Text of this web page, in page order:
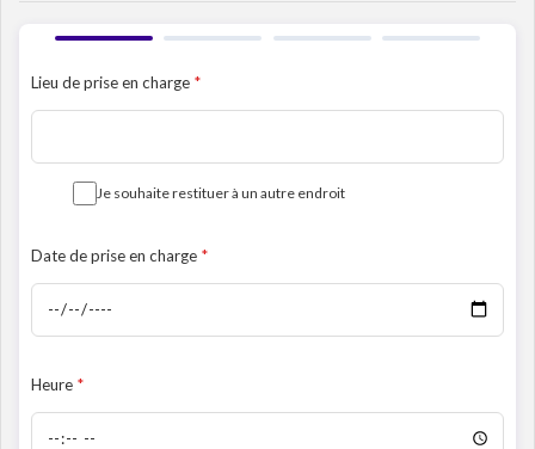
Lieu de prise en charge
Je souhaite restituer à un autre endroit
Date de prise en charge
Heure